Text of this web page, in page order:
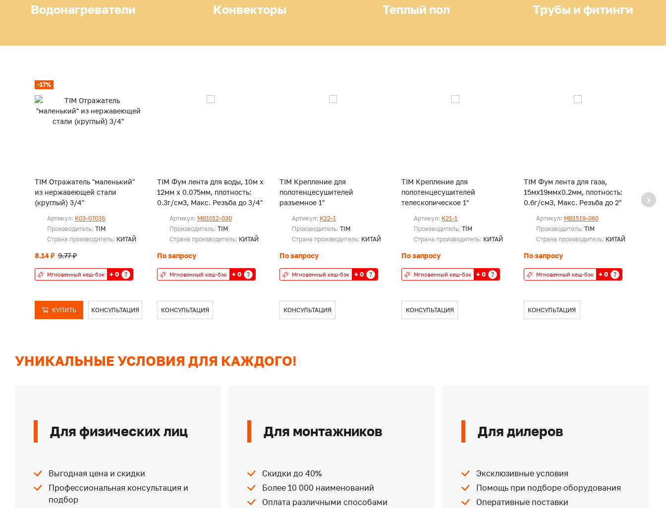
Водонагреватели Конвекторы Теплый пол Трубы и фитинги
-17%
TIM Отражатель "маленький"
из нержавеющей стали
(круглый) 3/4"
Артикул: K03-0703S
Производитель: TIM
Страна производитель: КИТАЙ
8.14 ₽ 9.77 ₽
Мгновенный кеш-бэк + 0 ?
КУПИТЬ КОНСУЛЬТАЦИЯ
TIM Фум лента для воды, 10м х
12мм х 0.075мм, плотность:
0.3г/см3, Макс. Резъба до 3/4"
Артикул: MB1012-030
Производитель: TIM
Страна производитель: КИТАЙ
По запросу
Мгновенный кеш-бэк + 0 ?
КОНСУЛЬТАЦИЯ
TIM Крепление для
полотенцесушителей
разъемное 1"
Артикул: K22-1
Производитель: TIM
Страна производитель: КИТАЙ
По запросу
Мгновенный кеш-бэк + 0 ?
КОНСУЛЬТАЦИЯ
TIM Крепление для
полотенцесушителей
телескопическое 1"
Артикул: K21-1
Производитель:TIM
Страна производитель: КИТАЙ
По запросу
Мгновенный кеш-бэк + 0 ?
КОНСУЛЬТАЦИЯ
TIM Фум лента для газа,
15мх19ммх0.2мм, плотность:
0.6г/см3, Макс. Резъба до 2"
Артикул: MB1519-060
Производитель:TIM
Страна производитель: КИТАЙ
По запросу
Мгновенный кеш-бэк + 0 ?
КОНСУЛЬТАЦИЯ
УНИКАЛЬНЫЕ УСЛОВИЯ ДЛЯ КАЖДОГО!
Для физических лиц
Выгодная цена и скидки
Профессиональная консультация и
подбор
Для монтажников
Скидки до 40%
Более 10 000 наименований
Оплата различными способами
Для дилеров
Эксклюзивные условия
Помощь при подборе оборудования
Оперативные поставки